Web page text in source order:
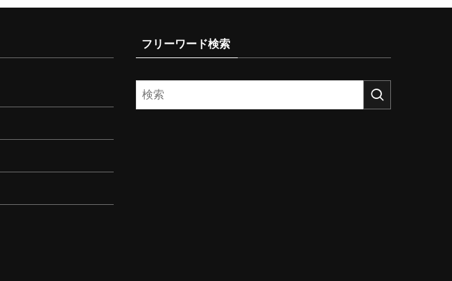
フリーワード検索